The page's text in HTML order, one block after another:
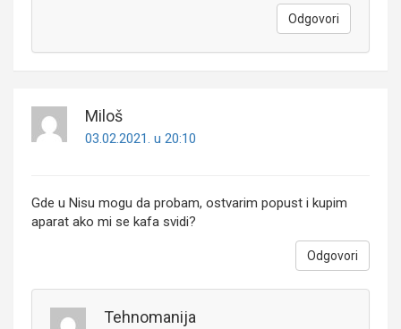
Odgovori
Miloš
03.02.2021. u 20:10
Gde u Nisu mogu da probam, ostvarim popust i kupim
aparat ako mi se kafa svidi?
Odgovori
Tehnomanija